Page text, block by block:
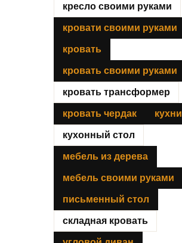
кресло своими руками
кровати своими руками
кровать
кровать своими руками
кровать трансформер
кровать чердак кухни
кухонный стол
мебель из дерева
мебель своими руками
письменный стол
складная кровать